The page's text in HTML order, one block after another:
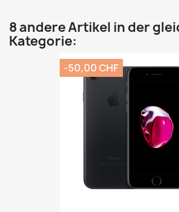
8 andere Artikel in der
Kategorie:
-50,00 CHF